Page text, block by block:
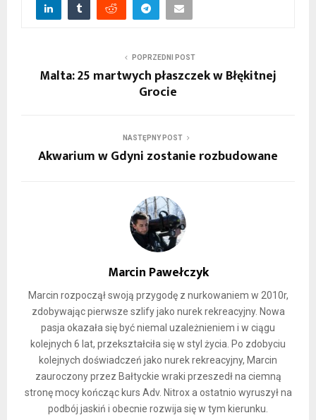
POPRZEDNI POST
Malta: 25 martwych płaszczek w Błękitnej
Grocie
NASTĘPNY POST
Akwarium w Gdyni zostanie rozbudowane
Marcin Pawełczyk
Marcin rozpoczął swoją przygodę z nurkowaniem w 2010r,
zdobywając pierwsze szlify jako nurek rekreacyjny. Nowa
pasja okazała się być niemal uzależnieniem i w ciągu
kolejnych 6 lat, przekształciła się w styl życia. Po zdobyciu
kolejnych doświadczeń jako nurek rekreacyjny, Marcin
zauroczony przez Bałtyckie wraki przeszedł na ciemną
stronę mocy kończąc kurs Adv. Nitrox a ostatnio wyruszył na
podbój jaskiń i obecnie rozwija się w tym kierunku.